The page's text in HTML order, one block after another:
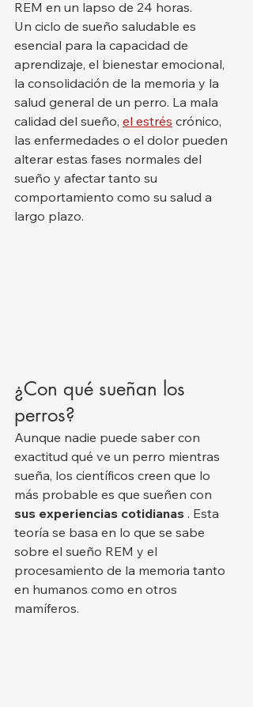
REM en un lapso de 24 horas.
Un ciclo de sueño saludable es
esencial para la capacidad de
aprendizaje, el bienestar emocional,
la consolidación de la memoria y la
salud general de un perro. La mala
calidad del sueño, el estrés crónico,
las enfermedades o el dolor pueden
alterar estas fases normales del
sueño y afectar tanto su
comportamiento como su salud a
largo plazo.
¿Con qué sueñan los
perros?
Aunque nadie puede saber con
exactitud qué ve un perro mientras
sueña, los científicos creen que lo
más probable es que sueñen con
sus experiencias cotidianas . Esta
teoría se basa en lo que se sabe
sobre el sueño REM y el
procesamiento de la memoria tanto
en humanos como en otros
mamíferos.